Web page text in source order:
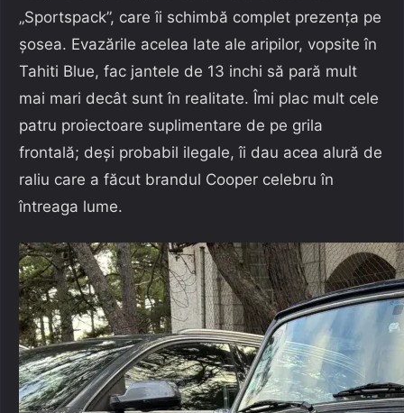
„Sportspack”, care îi schimbă complet prezența pe
șosea. Evazările acelea late ale aripilor, vopsite în
Tahiti Blue, fac jantele de 13 inchi să pară mult
mai mari decât sunt în realitate. Îmi plac mult cele
patru proiectoare suplimentare de pe grila
frontală; deși probabil ilegale, îi dau acea alură de
raliu care a făcut brandul Cooper celebru în
întreaga lume.